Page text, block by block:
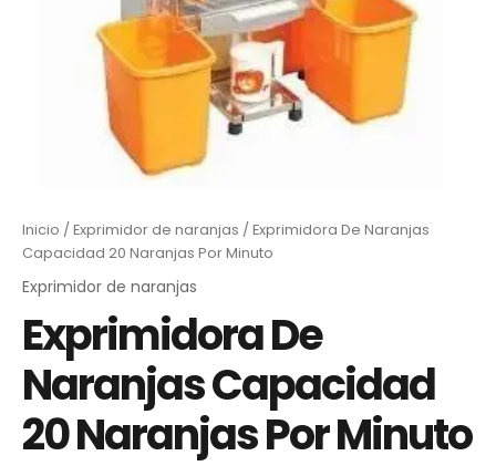
Inicio / Exprimidor de naranjas / Exprimidora De Naranjas
Capacidad 20 Naranjas Por Minuto
Exprimidor de naranjas
Exprimidora De
Naranjas Capacidad
20 Naranjas Por Minuto